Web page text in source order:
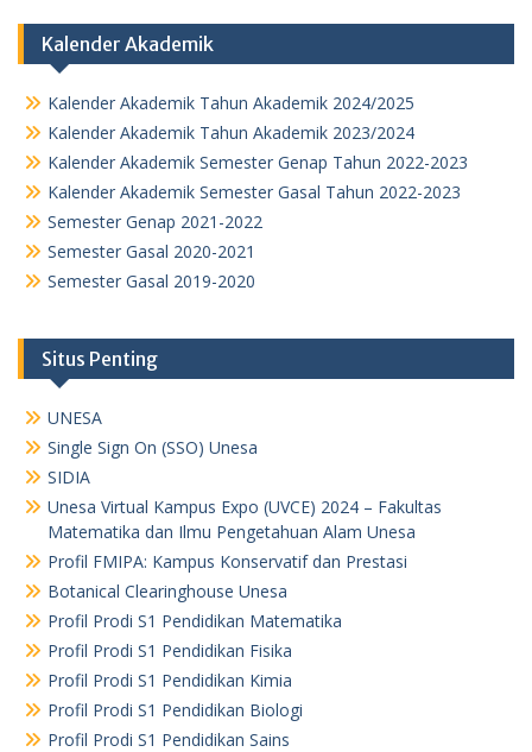
Kalender Akademik
Kalender Akademik Tahun Akademik 2024/2025
Kalender Akademik Tahun Akademik 2023/2024
Kalender Akademik Semester Genap Tahun 2022-2023
Kalender Akademik Semester Gasal Tahun 2022-2023
Semester Genap 2021-2022
Semester Gasal 2020-2021
Semester Gasal 2019-2020
Situs Penting
UNESA
Single Sign On (SSO) Unesa
SIDIA
Unesa Virtual Kampus Expo (UVCE) 2024 – Fakultas
Matematika dan Ilmu Pengetahuan Alam Unesa
Profil FMIPA: Kampus Konservatif dan Prestasi
Botanical Clearinghouse Unesa
Profil Prodi S1 Pendidikan Matematika
Profil Prodi S1 Pendidikan Fisika
Profil Prodi S1 Pendidikan Kimia
Profil Prodi S1 Pendidikan Biologi
Profil Prodi S1 Pendidikan Sains